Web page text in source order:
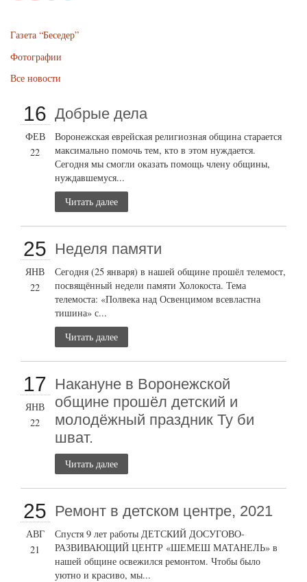
Газета “Беседер”
Фотографии
Все новости
16
ФЕВ
22
Добрые дела
Воронежская еврейская религиозная община старается
максимально помочь тем, кто в этом нуждается.
Сегодня мы смогли оказать помощь члену общины,
нуждавшемуся...
Читать далее
25
ЯНВ
22
Неделя памяти
Сегодня (25 января) в нашей общине прошёл телемост,
посвящённый недели памяти Холокоста. Тема
телемоста: «Полвека над Освенцимом всевластна
тишина» с...
Читать далее
17
ЯНВ
22
Накануне в Воронежской
общине прошёл детский и
молодёжный праздник Ту би
шват.
Читать далее
25
АВГ
21
Ремонт в детском центре, 2021
Спустя 9 лет работы ДЕТСКИЙ ДОСУГОВО-
РАЗВИВАЮЩИЙ ЦЕНТР «ШЕМЕШ МАТАНЕЛЬ» в
нашей общине освежился ремонтом. Чтобы было
уютно и красиво, мы...